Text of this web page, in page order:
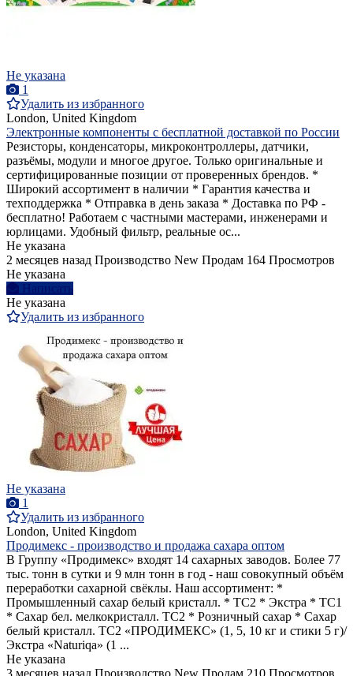
Не указана
1
Удалить из избранного
London, United Kingdom
Электронные компоненты с бесплатной доставкой по России
Резисторы, конденсаторы, микроконтроллеры, датчики,
разъёмы, модули и многое другое. Только оригинальные и
сертифицированные позиции от проверенных брендов. *
Широкий ассортимент в наличии * Гарантия качества и
техподдержка * Отправка в день заказа * Доставка по РФ -
бесплатно! Работаем с частными мастерами, инженерами и
юрлицами. Удобный фильтр, реальные ос...
Не указана
2 месяцев назад Производство New Продам 164 Просмотров
Не указана
Написать
Не указана
Удалить из избранного
Не указана
1
Удалить из избранного
London, United Kingdom
Продимекс - производство и продажа сахара оптом
В Группу «Продимекс» входят 14 сахарных заводов. Более 77
тыс. тонн в сутки и 9 млн тонн в год - наш совокупный объём
переработки сахарной свёклы. Наш ассортимент: *
Промышленный сахар белый кристалл. * ТС2 * Экстра * ТС1
* Сахар бел. мелкокристалл. ТС2 * Розничный сахар * Сахар
белый кристалл. ТС2 «ПРОДИМЕКС» (1, 5, 10 кг и стики 5 г)/
Экстра «Naturiqa» (1 ...
Не указана
3 месяцев назад Производство New Продам 210 Просмотров